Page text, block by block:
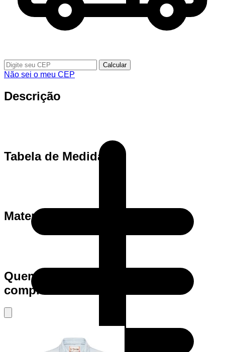
Calcular
Não sei o meu CEP
Descrição
Tabela de Medidas
Materia Prima
Quem viu este produto também
comprou